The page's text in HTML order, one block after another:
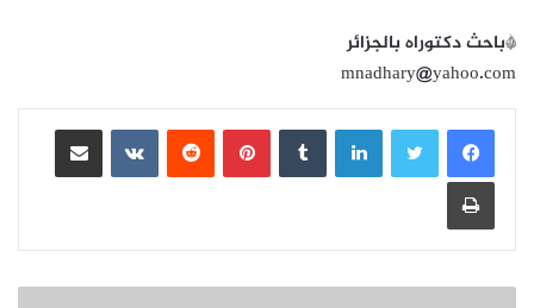
*باحث دكتوراه بالجزائر
mnadhary@yahoo.com
لينكدإن بينتيريست
مشاركة عبر البريد
طباعة